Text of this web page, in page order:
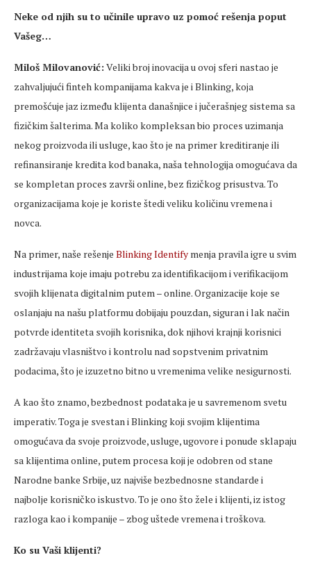
Neke od njih su to učinile upravo uz pomoć rešenja poput
Vašeg…
Miloš Milovanović: Veliki broj inovacija u ovoj sferi nastao je
zahvaljujući finteh kompanijama kakva je i Blinking, koja
premošćuje jaz između klijenta današnjice i jučerašnjeg sistema sa
fizičkim šalterima. Ma koliko kompleksan bio proces uzimanja
nekog proizvoda ili usluge, kao što je na primer kreditiranje ili
refinansiranje kredita kod banaka, naša tehnologija omogućava da
se kompletan proces završi online, bez fizičkog prisustva. To
organizacijama koje je koriste štedi veliku količinu vremena i
novca.
Na primer, naše rešenje Blinking Identify menja pravila igre u svim
industrijama koje imaju potrebu za identifikacijom i verifikacijom
svojih klijenata digitalnim putem – online. Organizacije koje se
oslanjaju na našu platformu dobijaju pouzdan, siguran i lak način
potvrde identiteta svojih korisnika, dok njihovi krajnji korisnici
zadržavaju vlasništvo i kontrolu nad sopstvenim privatnim
podacima, što je izuzetno bitno u vremenima velike nesigurnosti.
A kao što znamo, bezbednost podataka je u savremenom svetu
imperativ. Toga je svestan i Blinking koji svojim klijentima
omogućava da svoje proizvode, usluge, ugovore i ponude sklapaju
sa klijentima online, putem procesa koji je odobren od stane
Narodne banke Srbije, uz najviše bezbednosne standarde i
najbolje korisničko iskustvo. To je ono što žele i klijenti, iz istog
razloga kao i kompanije – zbog uštede vremena i troškova.
Ko su Vaši klijenti?